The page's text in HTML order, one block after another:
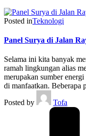
Posted inTeknologi
Panel Surya di Jalan
Selama ini kita banyak
ramah lingkungan alias
merupakan sumber
di manfaatkan. Beberapa
Posted by
Tofa